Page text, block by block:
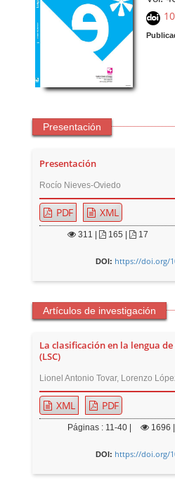
Presentación
Presentación
Rocío Nieves-Oviedo
PDF XML
311 | 165 | 17
DOI: https://doi.org/
Artículos de investigación
La clasificación en la lengua
(LSC)
Lionel Antonio Tovar, Lorenzo
XML PDF
Páginas : 11-40 | 1696 |
DOI: https://doi.org/